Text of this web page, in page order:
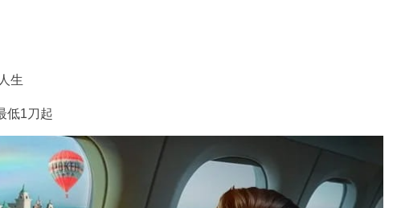
生
低1刀起